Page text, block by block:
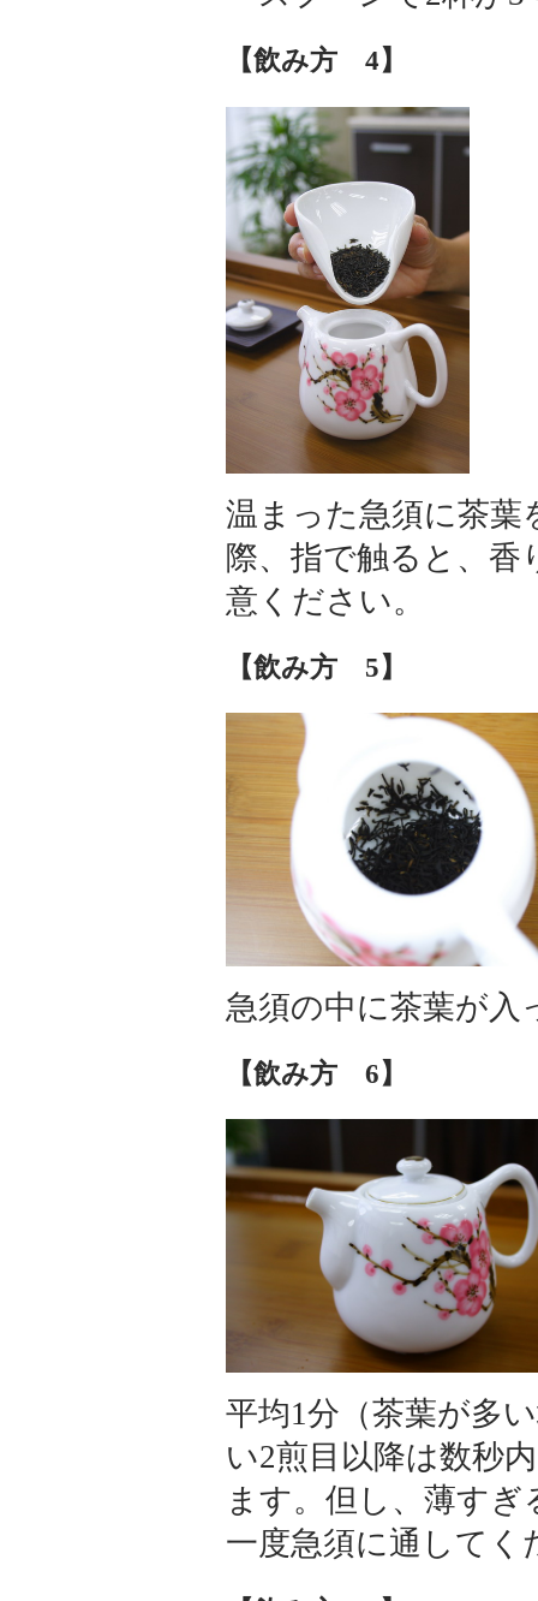
【飲み方 4】
温まった急須に茶葉
際、指で触ると、
意ください。
【飲み方 5】
急須の中に茶葉が入
【飲み方 6】
平均1分（茶葉が多
い2煎目以降は数秒
ます。但し、薄す
一度急須に通してく